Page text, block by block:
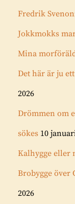
Fredrik
Jokkmokks
Mina
Det här är ju
2026
Drömmen om
sökes 10
Kalhygge eller
Brobygge över
2026